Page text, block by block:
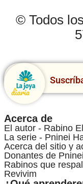
© Todos
Acerca de
El autor - Rabino
La serie - Pninei
Acerca del sitio y
Donantes de
Rabinos que
Revivim